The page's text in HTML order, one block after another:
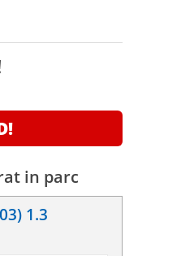
in parc
1.3